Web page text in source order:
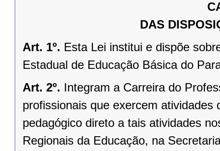
DAS
Art. 1º. Esta Lei institui e dispõe
Estadual de Educação Básica do
Art. 2º. Integram a Carreira do
profissionais que exercem
pedagógico direto a tais atividades
Regionais da Educação, na